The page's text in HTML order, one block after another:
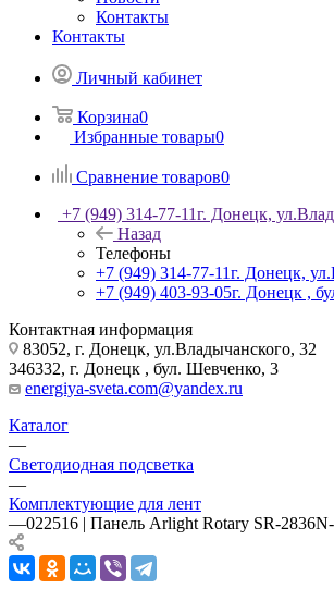
Контакты
Контакты
Личный кабинет
Корзина0
Избранные товары0
Сравнение товаров0
+7 (949) 314-77-11г. Донецк,
Назад
Телефоны
+7 (949) 314-77-11г. Донецк,
+7 (949) 403-93-05г. Донецк ,
Контактная информация
83052, г. Донецк, ул.Владычанского, 32
346332, г. Донецк , бул. Шевченко, 3
energiya-sveta.com@yandex.ru
Каталог
—
Светодиодная подсветка
—
Комплектующие для лент
—022516 | Панель Arlight Rotary SR-